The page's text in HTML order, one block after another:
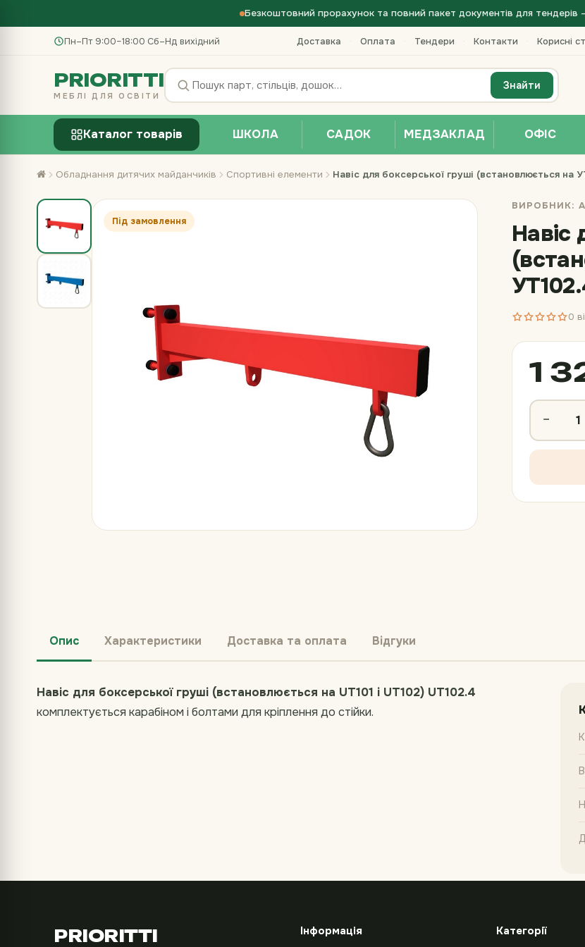
Безкоштовний прорахунок та повний пакет документів для тендерів
Пн–Пт 9:00–18:00·Сб–Нд вихідний Доставка · Оплата · Тендери · Контакти · Корисні
PRIORITTI
МЕБЛІ ДЛЯ ОСВІТИ
Знайти
Каталог товарів ШКОЛА САДОК МЕДЗАКЛАД ОФІС
Обладнання дитячих майданчиків Спортивні елементи Навіс для боксерської груші (встановлюється на
Під замовлення
ВИРОБНИК:
Навіс
0
1
−
Опис Характеристики Доставка та оплата Відгуки
Навіс для боксерської груші (встановлюється на UT101 і UT102) UT102.4
комплектується карабіном і болтами для кріплення до стійки.
PRIORITTI Інформація Категорії